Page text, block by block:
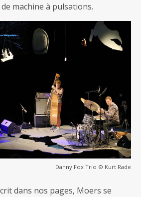
machine à pulsations.
Danny Fox Trio © Kurt Rade
dans nos pages, Moers se